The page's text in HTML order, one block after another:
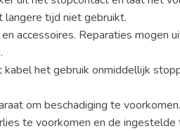
langere tijd niet gebruikt.
accessoires. Reparaties mogen
kabel het gebruik onmiddellijk
om beschadiging te voorkomen.
te voorkomen en de